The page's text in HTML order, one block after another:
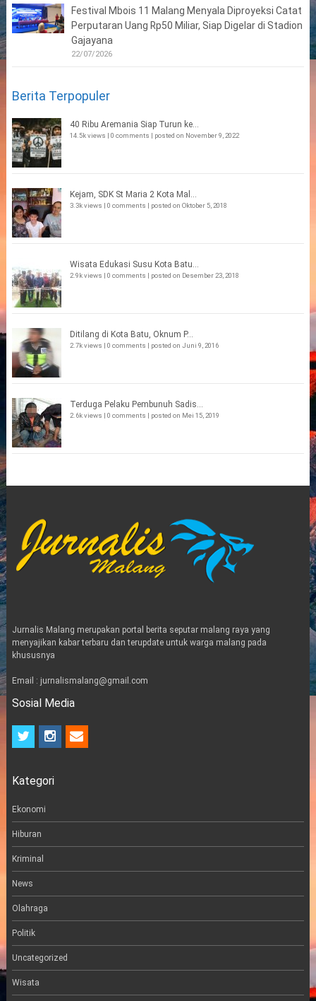
Festival Mbois 11 Malang Menyala Diproyeksi Catat
Perputaran Uang Rp50 Miliar, Siap Digelar di Stadion
Gajayana
22/07/2026
Berita Terpopuler
40 Ribu Aremania Siap Turun ke...
14.5k views | 0 comments | posted on November 9, 2022
Kejam, SDK St Maria 2 Kota Mal...
3.3k views | 0 comments | posted on Oktober 5, 2018
Wisata Edukasi Susu Kota Batu...
2.9k views | 0 comments | posted on Desember 23, 2018
Ditilang di Kota Batu, Oknum P...
2.7k views | 0 comments | posted on Juni 9, 2016
Terduga Pelaku Pembunuh Sadis...
2.6k views | 0 comments | posted on Mei 15, 2019
Jurnalis Malang merupakan portal berita seputar malang raya yang
menyajikan kabar terbaru dan terupdate untuk warga malang pada
khususnya
Email : jurnalismalang@gmail.com
Sosial Media
t
t
r
i
n
a
e
m
Kategori
Ekonomi
Hiburan
Kriminal
News
Olahraga
Politik
Uncategorized
Wisata